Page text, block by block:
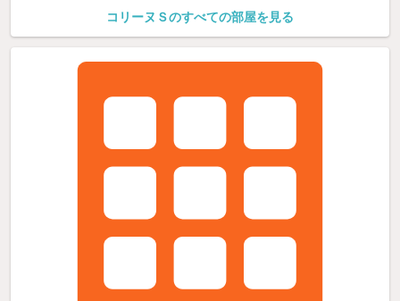
コリーヌＳのすべての部屋を見る